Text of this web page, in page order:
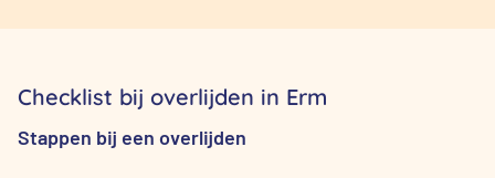
Checklist bij overlijden in Erm
Stappen bij een overlijden